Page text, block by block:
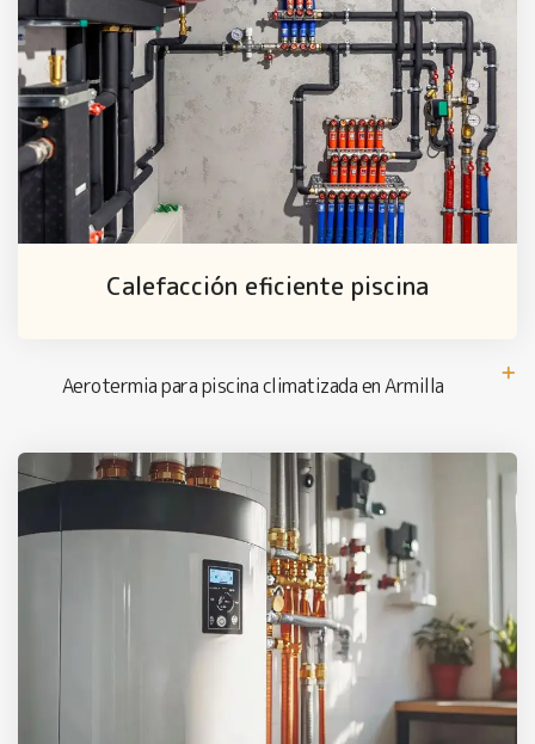
Calefacción eficiente piscina
Aerotermia para piscina climatizada en Armilla